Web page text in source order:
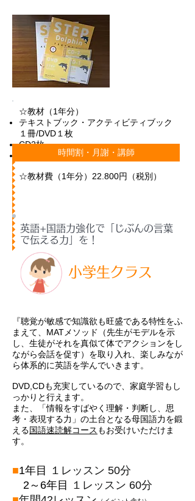
☆教材（1年分）
テキストブック・アクティビティブック
１冊/DVD１枚
CD2枚
音の出るボールペン
☆教材費（1年分）22.800円（税別）
時間割・月謝・講師
英語+国語力強化で「じぶんの言葉
で伝える力」を！
小学生クラス
『聴覚が敏感で知識欲も旺盛である特性をふ
まえて、MATメソッド（先生がモデルを示
し、生徒がそれを真似て体でアクションをし
ながら会話を促す）を取り入れ、楽しみなが
ら体系的に英語を学んでいきます。
DVD,CDも充実しているので、家庭学習もし
っかりと行えます。
また、「情報をすばやく理解・判断し、思
考・ 表現する力」の土台となる母国語力を鍛
える国語速読解コース もお受けいただけま
す。
■1年目
１レッスン 50分
2～6年目
１レッスン 60分